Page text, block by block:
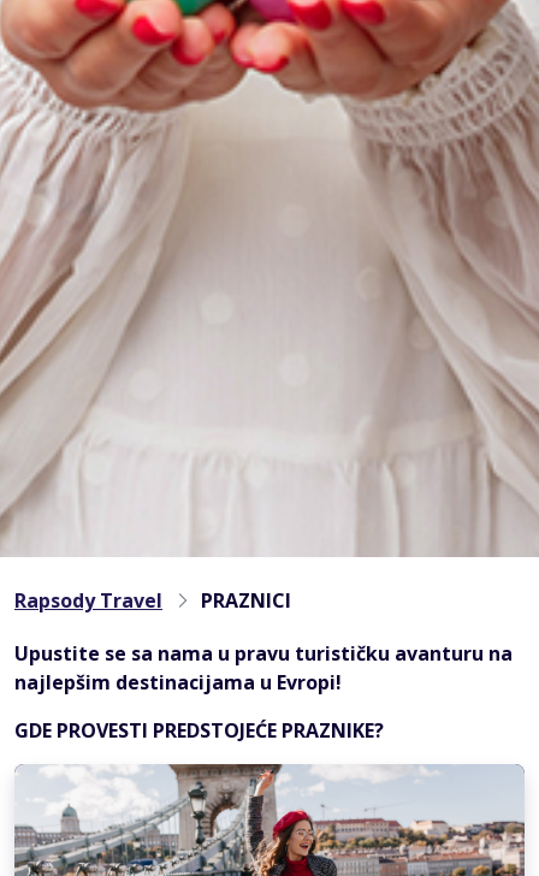
Rapsody Travel
PRAZNICI
Upustite se sa nama u pravu turističku avanturu na
najlepšim destinacijama u Evropi!
GDE PROVESTI PREDSTOJEĆE PRAZNIKE?